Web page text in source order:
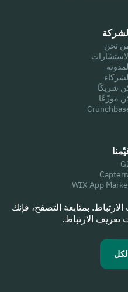
نحن
شريكًا
موزّعًا
WIX App
Google
بمتابعة التصفح، فإنك
تعريف الارتباط.